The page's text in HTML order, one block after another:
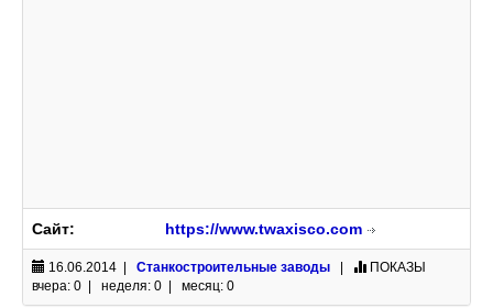
Сайт: https://www.twaxisco.com
16.06.2014 | Станкостроительные заводы
ПОКАЗЫ
вчера: 0 | неделя: 0 | месяц: 0